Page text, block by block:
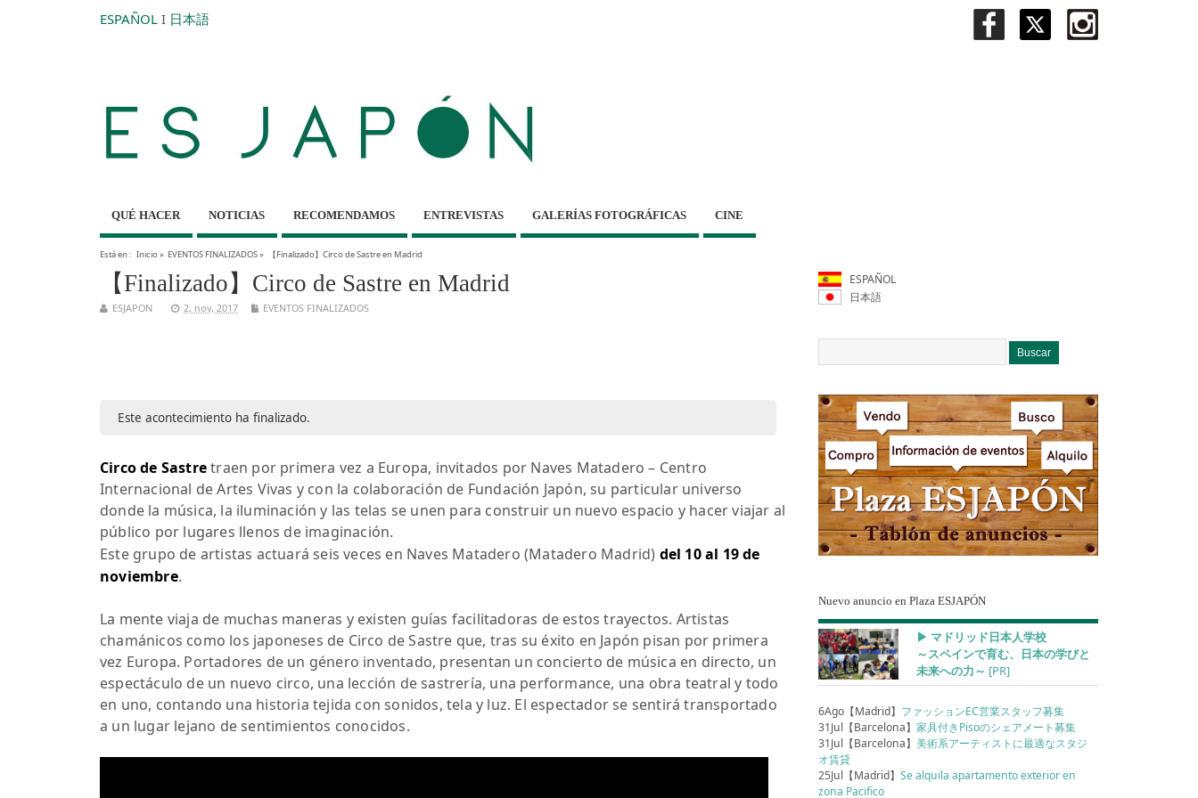
ESPAÑOL I 日本語
QUÉ HACER NOTICIAS RECOMENDAMOS ENTREVISTAS GALERÍAS FOTOGRÁFICAS CINE
Está en : Inicio» EVENTOS FINALIZADOS» 【Finalizado】Circo de Sastre en Madrid
【Finalizado】Circo de Sastre en Madrid
ESJAPON 2, nov, 2017 EVENTOS FINALIZADOS
Este acontecimiento ha finalizado.
Circo de Sastretraen por primera vez a Europa, invitados por Naves Matadero – Centro
Internacional de Artes Vivas y con la colaboración de Fundación Japón, su particular universo
donde la música, la iluminación y las telas se unen para construir un nuevo espacio y hacer viajar al
público por lugares llenos de imaginación.
Este grupo de artistas actuará seis veces en Naves Matadero (Matadero Madrid) del 10 al 19 de
noviembre.
La mente viaja de muchas maneras y existen guías facilitadoras de estos trayectos. Artistas
chamánicos como los japoneses de Circo de Sastre que, tras su éxito en Japón pisan por primera
vez Europa. Portadores de un género inventado, presentan un concierto de música en directo, un
espectáculo de un nuevo circo, una lección de sastrería, una performance, una obra teatral y todo
en uno, contando una historia tejida con sonidos, tela y luz. El espectador se sentirá transportado
a un lugar lejano de sentimientos conocidos.
ESPAÑOL
日本語
Nuevo anuncio en Plaza ESJAPÓN
▶︎ マドリッド日本人学校
～スペインで育む、日本の学びと
未来への力～ [PR]
6Ago【Madrid】 ファッションEC営業スタッフ募集
31Jul【Barcelona】家具付きPisoのシェアメート募集
31Jul【Barcelona】美術系アーティストに最適なスタジ
オ賃貸
25Jul【Madrid】Se alquila apartamento exterior en
zona Pacifico